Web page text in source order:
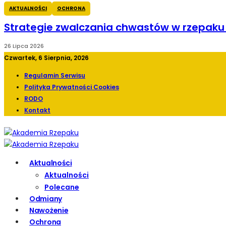
AKTUALNOŚCI OCHRONA
Strategie zwalczania chwastów w
26 Lipca 2026
Czwartek, 6 Sierpnia, 2026
Regulamin Serwisu
Polityka Prywatności Cookies
RODO
Kontakt
Aktualności
Aktualności
Polecane
Odmiany
Nawożenie
Ochrona